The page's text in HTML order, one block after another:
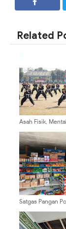
Related
Asah Fisik,
Kenaikan Tingkat
Militer
Satgas Pangan
Modern dan